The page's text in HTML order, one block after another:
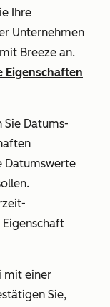
Ihre
Unternehmen
Breeze an.
Eigenschaften
Sie Datums-
Datumswerte
mit einer
Sie,